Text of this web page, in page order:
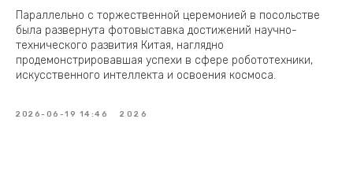
Параллельно с торжественной церемонией в посольстве
была развернута фотовыставка достижений научно-
технического развития Китая, наглядно
продемонстрировавшая успехи в сфере робототехники,
искусственного интеллекта и освоения космоса.
2026-06-19 14:46 2026